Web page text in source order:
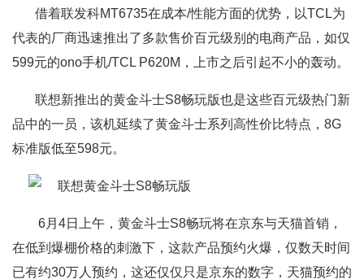
借着联发科MT6735在成本/性能方面的优势，以TCL为
代表的厂商迅速推出了多款售价百元级别的电商产品，如仅
599元的ono手机/TCL P620M，上市之后引起不小的轰动。
联想新推出的黄金斗士S8畅玩版也是这些百元级热门新
品中的一员，该机延续了黄金斗士系列高性价比特点，8G
标准版低至598元。
6月4日上午，黄金斗士S8畅玩将在京东与天猫首销，
在低到爆棚价格的刺激下，这款产品预约火爆，仅数天时间
已有约30万人预约，这还仅仅只是京东的数字，天猫预约的